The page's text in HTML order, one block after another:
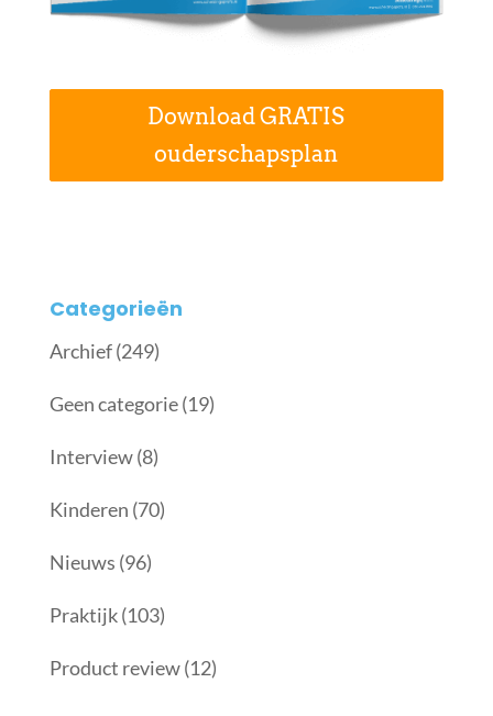
Download GRATIS
ouderschapsplan
Categorieën
Archief(249)
Geen categorie(19)
Interview(8)
Kinderen (70)
Nieuws (96)
Praktijk(103)
Product review(12)